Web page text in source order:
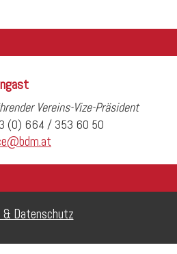
Vereins-Vize-Präsident
(0) 664 / 353 60 50
& Datenschutz